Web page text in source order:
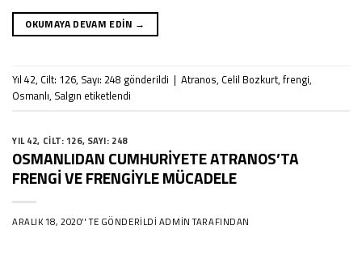
OKUMAYA DEVAM EDIN →
Yıl 42, Cilt: 126, Sayı: 248 gönderildi | Atranos, Celil Bozkurt, frengi,
Osmanlı, Salgın etiketlendi
YIL 42, CILT: 126, SAYI: 248
OSMANLIDAN CUMHURİYETE ATRANOS’TA
FRENGİ VE FRENGİYLE MÜCADELE
ARALIK 18, 2020’' TE GÖNDERILDI ADMINTARAFINDAN